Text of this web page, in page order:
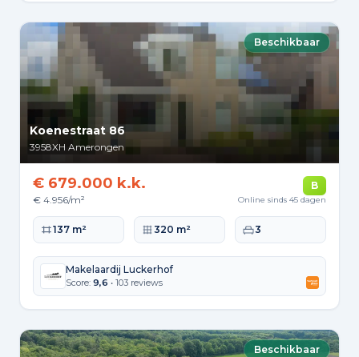
Beschikbaar
Koenestraat 86
3958XH Amerongen
€ 679.000 k.k.
€ 4.956/m²
B
Online sinds 45 dagen
Woonoppervlakte
137 m² Perceeloppervlakte
320 m² Slaapkamers
3
Makelaardij Luckerhof
Score: 9,6 • 103 reviews
Beschikbaar